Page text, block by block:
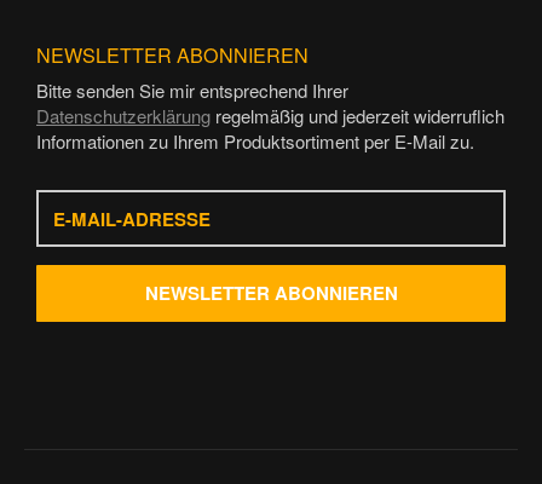
NEWSLETTER ABONNIEREN
Bitte senden Sie mir entsprechend Ihrer
Datenschutzerklärung regelmäßig und jederzeit widerruflich
Informationen zu Ihrem Produktsortiment per E-Mail zu.
E-
Mail-
Adresse
NEWSLETTER ABONNIEREN